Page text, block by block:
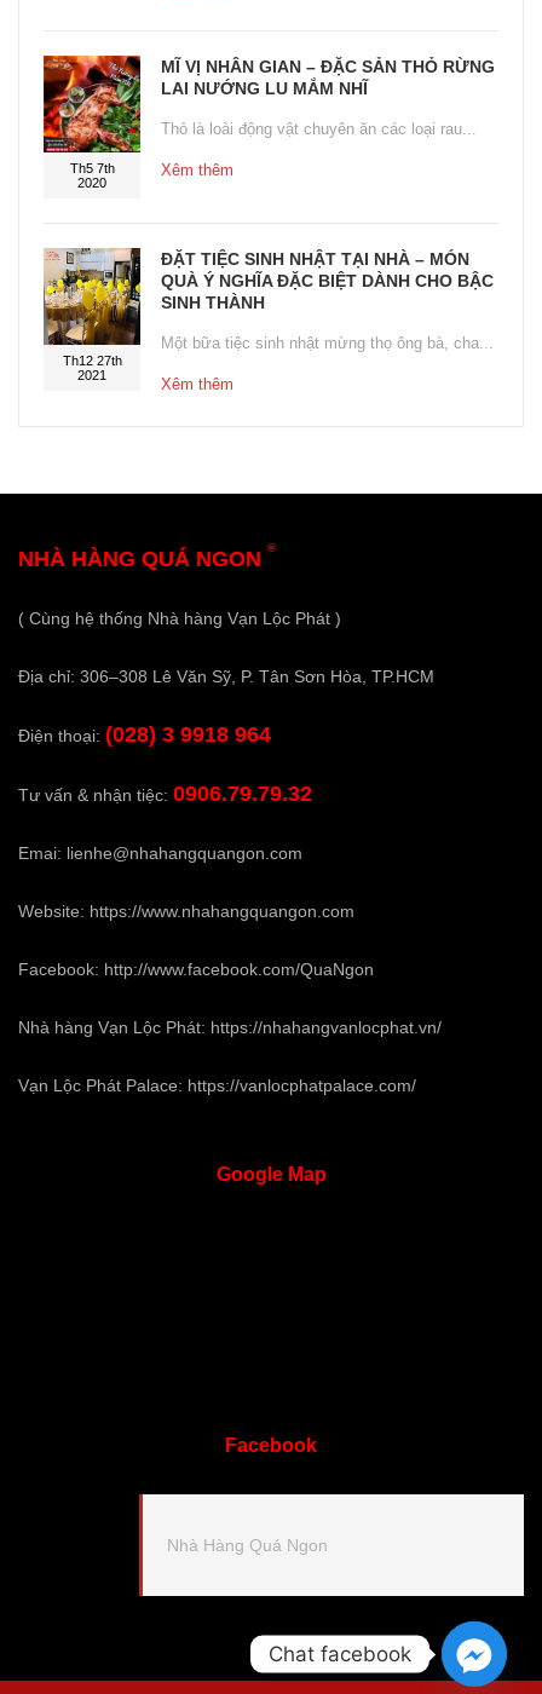
Th5 7th
2020
MĨ VỊ NHÂN GIAN – ĐẶC SẢN THỎ RỪNG
LAI NƯỚNG LU MẮM NHĨ
Thỏ là loài động vật chuyên ăn các loại rau...
Xêm thêm
Th12 27th
2021
ĐẶT TIỆC SINH NHẬT TẠI NHÀ – MÓN
QUÀ Ý NGHĨA ĐẶC BIỆT DÀNH CHO BẬC
SINH THÀNH
Một bữa tiệc sinh nhật mừng thọ ông bà, cha...
Xêm thêm
NHÀ HÀNG QUÁ NGON ®
( Cùng hệ thống Nhà hàng Vạn Lộc Phát )
Địa chỉ: 306–308 Lê Văn Sỹ, P. Tân Sơn Hòa, TP.HCM
Điện thoại: (028) 3 9918 964
Tư vấn & nhận tiệc: 0906.79.79.32
Emai: lienhe@nhahangquangon.com
Website: https://www.nhahangquangon.com
Facebook: http://www.facebook.com/QuaNgon
Nhà hàng Vạn Lộc Phát: https://nhahangvanlocphat.vn/
Vạn Lộc Phát Palace: https://vanlocphatpalace.com/
GoogleMap
Facebook
Nhà Hàng Quá Ngon
Chat facebook